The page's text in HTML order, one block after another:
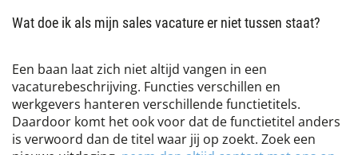
Wat doe ik als mijn sales vacature er niet tussen staat?
Een baan laat zich niet altijd vangen in een
vacaturebeschrijving. Functies verschillen en
werkgevers hanteren verschillende functietitels.
Daardoor komt het ook voor dat de functietitel anders
is verwoord dan de titel waar jij op zoekt. Zoek een